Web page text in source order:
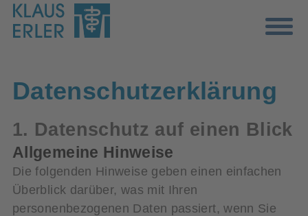
Datenschutz­erklärung
1. Datenschutz auf einen Blick
Allgemeine Hinweise
Die folgenden Hinweise geben einen einfachen
Überblick darüber, was mit Ihren
personenbezogenen Daten passiert, wenn Sie